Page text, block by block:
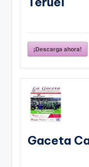
¡Descarga ahora!
Gaceta